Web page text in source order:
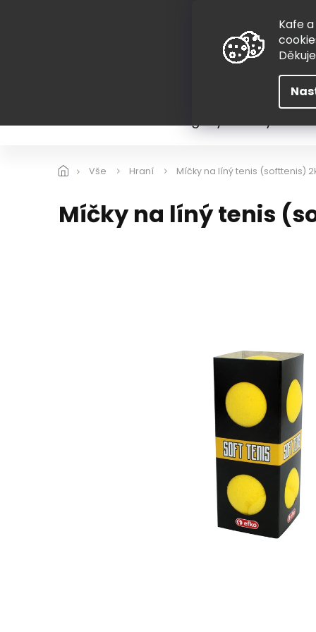
Kafe
Vše Hraní Míčky na líný tenis (softtenis)
Míčky na líný tenis